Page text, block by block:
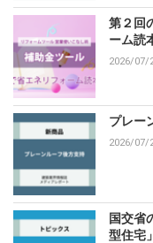
第２回
ーム読
2026/07/
プレー
2026/07/
国交省
型住宅